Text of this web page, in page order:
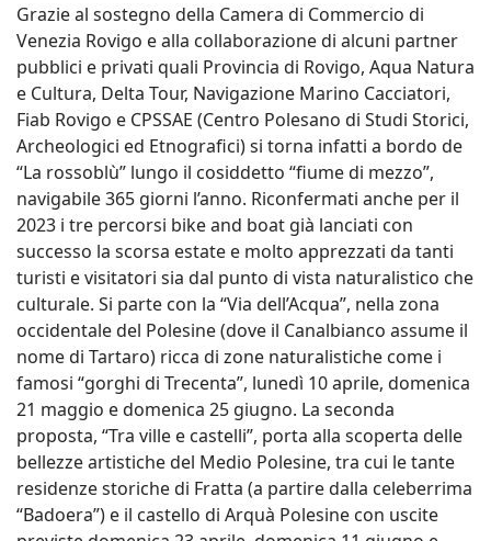
Grazie al sostegno della Camera di Commercio di
Venezia Rovigo e alla collaborazione di alcuni partner
pubblici e privati quali Provincia di Rovigo, Aqua Natura
e Cultura, Delta Tour, Navigazione Marino Cacciatori,
Fiab Rovigo e CPSSAE (Centro Polesano di Studi Storici,
Archeologici ed Etnografici) si torna infatti a bordo de
“La rossoblù” lungo il cosiddetto “fiume di mezzo”,
navigabile 365 giorni l’anno. Riconfermati anche per il
2023 i tre percorsi bike and boat già lanciati con
successo la scorsa estate e molto apprezzati da tanti
turisti e visitatori sia dal punto di vista naturalistico che
culturale. Si parte con la “Via dell’Acqua”, nella zona
occidentale del Polesine (dove il Canalbianco assume il
nome di Tartaro) ricca di zone naturalistiche come i
famosi “gorghi di Trecenta”, lunedì 10 aprile, domenica
21 maggio e domenica 25 giugno. La seconda
proposta, “Tra ville e castelli”, porta alla scoperta delle
bellezze artistiche del Medio Polesine, tra cui le tante
residenze storiche di Fratta (a partire dalla celeberrima
“Badoera”) e il castello di Arquà Polesine con uscite